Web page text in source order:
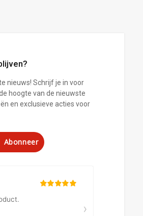
nieuws! Schrijf je in voor
hoogte van de nieuwste
en exclusieve acties voor
Abonneer